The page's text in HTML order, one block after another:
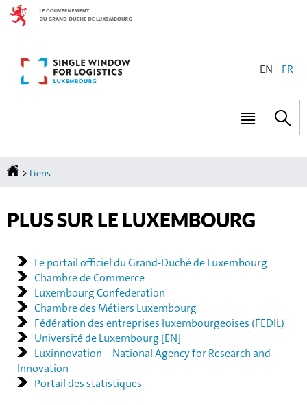
Aller
Aller
EN FR
Accueil
> Liens
PLUS SUR LE LUXEMBOURG
Le portail officiel du Grand-Duché de Luxembourg
Chambre de Commerce
Luxembourg Confederation
Chambre des Métiers Luxembourg
Fédération des entreprises luxembourgeoises (FEDIL)
Université de Luxembourg [EN]
Luxinnovation – National Agency for Research and
Innovation
Portail des statistiques